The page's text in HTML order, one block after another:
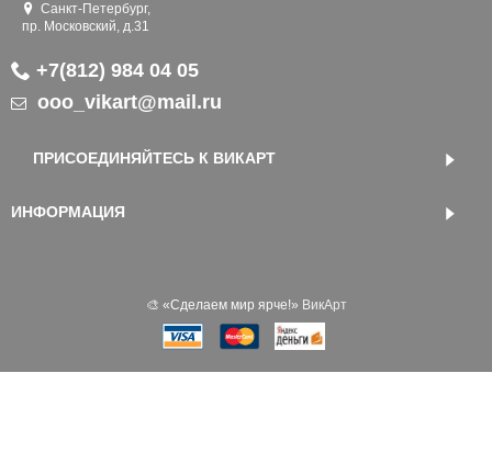
Санкт-Петербург,
пр. Московский, д.31
+7(812) 984 04 05
ooo_vikart@mail.ru
ПРИСОЕДИНЯЙТЕСЬ К ВИКАРТ
ИНФОРМАЦИЯ
🎨 «‎Сделаем мир ярче!» ВикАрт